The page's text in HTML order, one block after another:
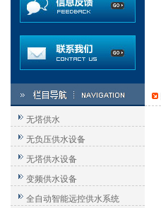
无塔供水
无负压供水设备
无塔供水设备
变频供水设备
全自动智能远控供水系统